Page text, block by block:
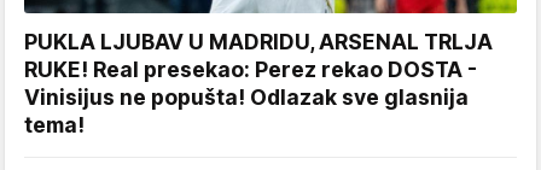
PUKLA LJUBAV U MADRIDU, ARSENAL TRLJA
RUKE! Real presekao: Perez rekao DOSTA -
Vinisijus ne popušta! Odlazak sve glasnija
tema!